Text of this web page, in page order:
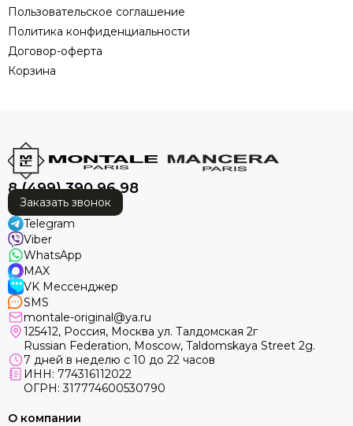
Пользовательское соглашение
Политика конфиденциальности
Договор-оферта
Корзина
8 (499) 390 96 98
Заказать звонок
Telegram
Viber
WhatsApp
MAX
VK Мессенджер
SMS
montale-original@ya.ru
125412, Россия, Москва ул. Талдомская 2г
Russian Federation, Moscow, Taldomskaya Street 2g.
7 дней в неделю с 10 до 22 часов
ИНН: 774316112022
ОГРН: 317774600530790
О компании